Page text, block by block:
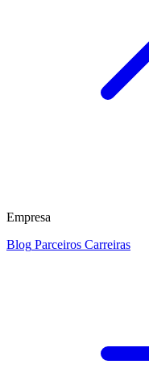
Empresa
Blog Parceiros Carreiras